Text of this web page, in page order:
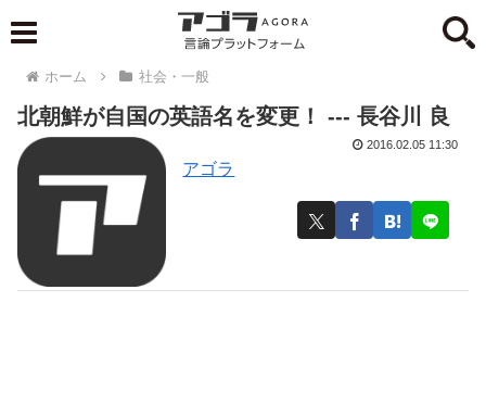
ホーム 社会・一般
北朝鮮が自国の英語名を変更！ --- 長谷川 良
アゴラ
2016.02.05 11:30